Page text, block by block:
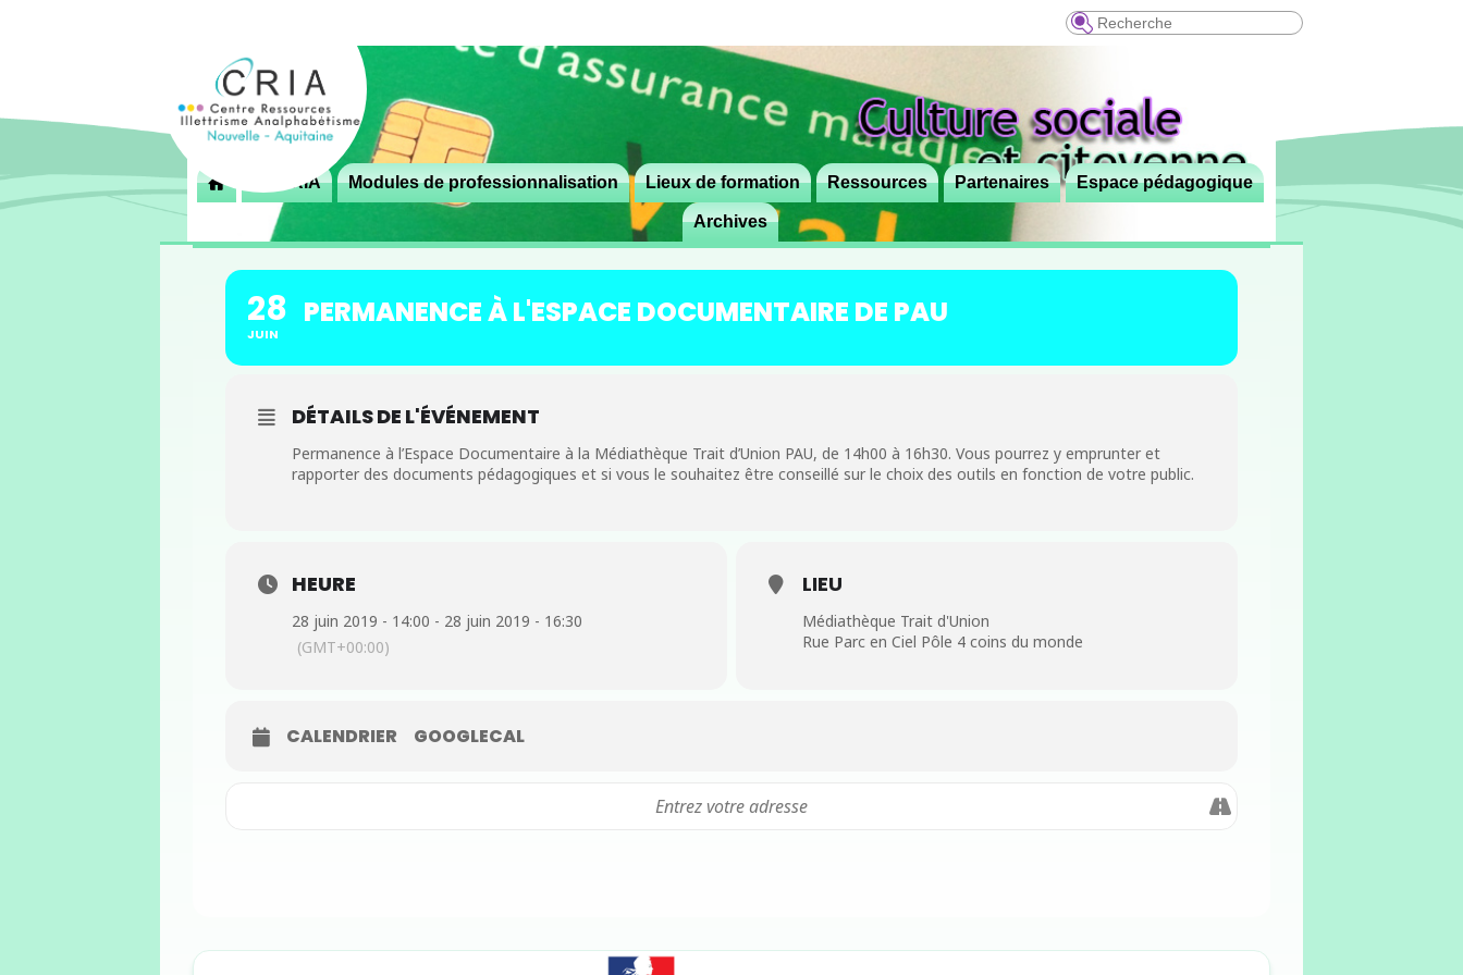
Recherche
principal
Aller
contenu
principal
 Le CRIA Modules de professionnalisation Lieux de formation Ressources Partenaires Espace pédagogique
Archives
28
JUIN
PERMANENCE À L'ESPACE DOCUMENTAIRE DE PAU
DÉTAILS DE L'ÉVÉNEMENT
Permanence à l’Espace Documentaire à la Médiathèque Trait d’Union PAU, de 14h00 à 16h30. Vous pourrez y emprunter et
rapporter des documents pédagogiques et si vous le souhaitez être conseillé sur le choix des outils en fonction de votre public.
HEURE
28 juin 2019 - 14:00 - 28 juin 2019 - 16:30
(GMT+00:00)
LIEU
Médiathèque Trait d'Union
Rue Parc en Ciel Pôle 4 coins du monde
CALENDRIER GOOGLECAL